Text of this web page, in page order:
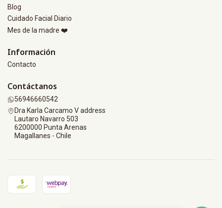
Blog
Cuidado Facial Diario
Mes de la madre ❤️
Información
Contacto
Contáctanos
56946660542
Dra Karla Carcamo V address
Lautaro Navarro 503
6200000 Punta Arenas
Magallanes - Chile